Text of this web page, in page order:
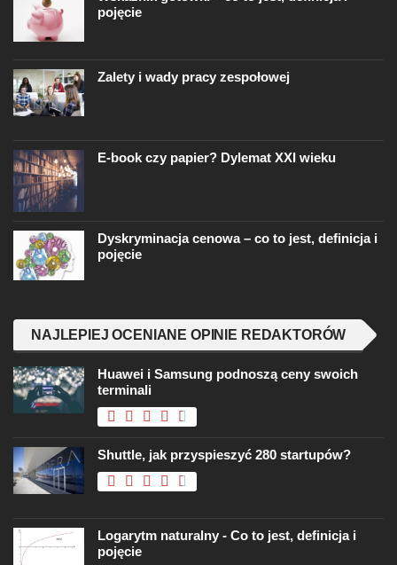
pojęcie
Zalety i wady pracy zespołowej
E-book czy papier? Dylemat XXI wieku
Dyskryminacja cenowa – co to jest, definicja i
pojęcie
NAJLEPIEJ OCENIANE OPINIE REDAKTORÓW
Huawei i Samsung podnoszą ceny swoich
terminali
Shuttle, jak przyspieszyć 280 startupów?
Logarytm naturalny - Co to jest, definicja i
pojęcie